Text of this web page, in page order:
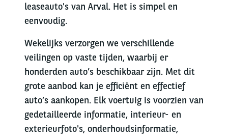
leaseauto's van Arval. Het is simpel en
eenvoudig.
Wekelijks verzorgen we verschillende
veilingen op vaste tijden, waarbij er
honderden auto’s beschikbaar zijn. Met dit
grote aanbod kan je efficiënt en effectief
auto’s aankopen. Elk voertuig is voorzien van
gedetailleerde informatie, interieur- en
exterieurfoto's, onderhoudsinformatie,